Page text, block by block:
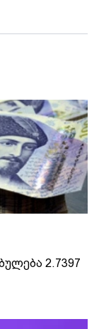
2.7397